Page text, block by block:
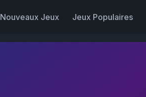
Nouveaux Jeux Jeux Populaires